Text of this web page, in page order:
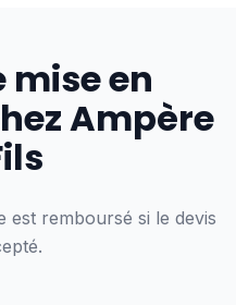
mise en
Ampère
est remboursé si le devis